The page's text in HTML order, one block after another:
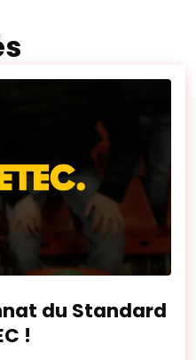
du Standard
!